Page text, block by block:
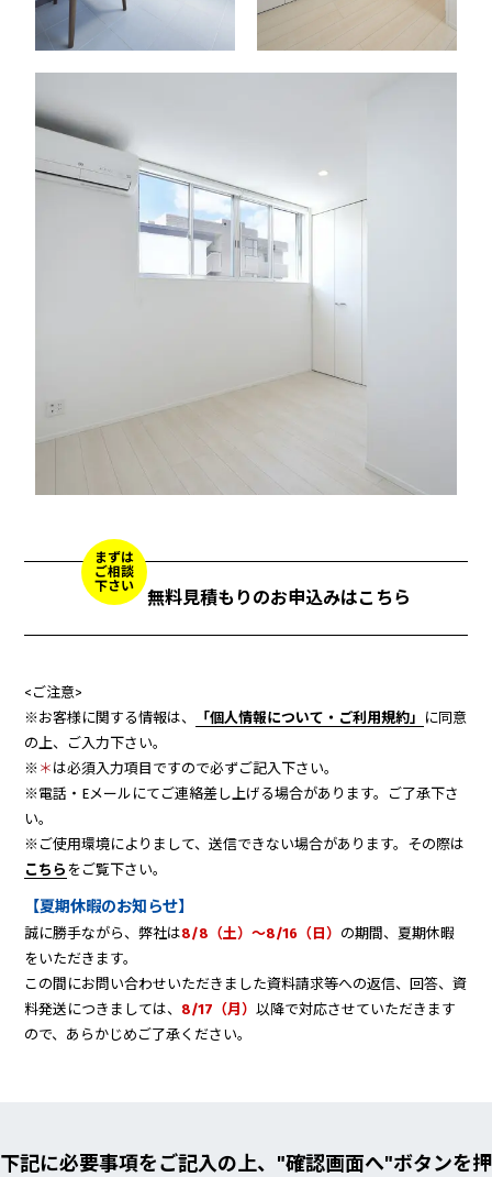
まずは
ご相談
下さい
無料見積もりのお申込みはこちら
<ご注意>
※お客様に関する情報は、
「個人情報について・ご利用規約」
に同意
の上、ご入力下さい。
※ ＊ は必須入力項目ですので必ずご記入下さい。
※電話・Eメールにてご連絡差し上げる場合があります。ご了承下さ
い。
※ご使用環境によりまして、送信できない場合があります。その際は
こちら をご覧下さい。
【夏期休暇のお知らせ】
誠に勝手ながら、弊社は8/8（土）～8/16（日） の期間、夏期休暇
をいただきます。
この間にお問い合わせいただきました資料請求等への返信、回答、資
料発送につきましては、 8/17（月）以降で対応させていただきます
ので、あらかじめご了承ください。
下記に必要事項をご記入の上、"確認画面へ"ボタンを押